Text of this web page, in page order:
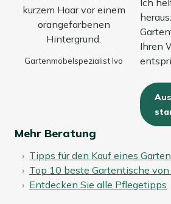
Gartenmöbelspezialist Ivo
Ihren
Mehr Beratung
Tipps für den Kauf eines
Top 10 beste Gartentische von
Entdecken Sie alle Pflegetipps